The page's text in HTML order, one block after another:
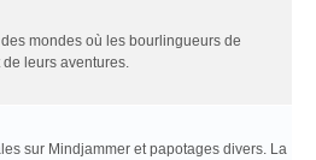
mondes où les bourlingueurs de
leurs aventures.
sur Mindjammer et papotages divers. La